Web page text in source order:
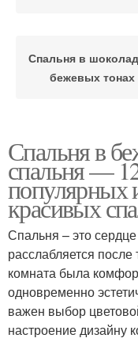
Спальня в
бежевых тонах
Шоколадные
Тона с яркими
акцентами
Спальня в
молочных тонах
Спальня в
спальня —
популярных
красивых
Спальня – это
расслабляется
комната была
одновременно
важен выбор
настроение дизайну